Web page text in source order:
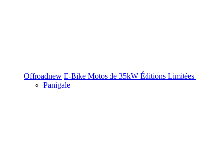
Offroadnew E-Bike Motos de 35kW Éditions Limitées
Panigale